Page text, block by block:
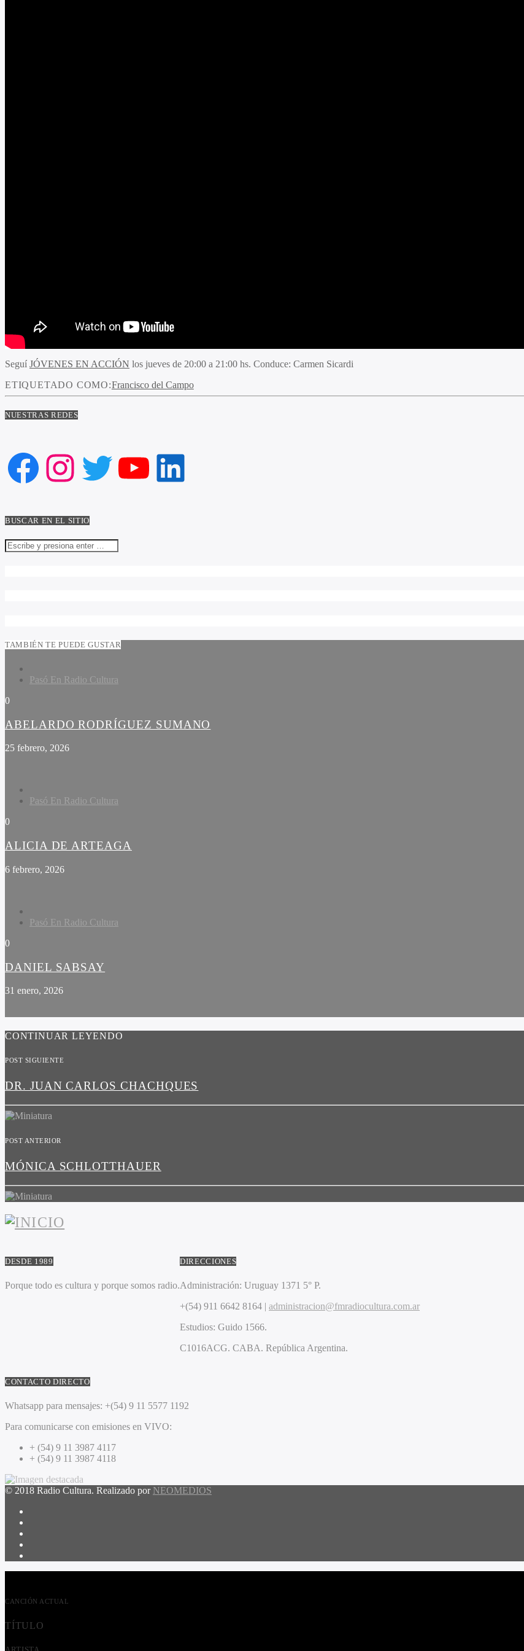
Seguí JÓVENES EN ACCIÓN los jueves de 20:00 a 21:00 hs. Conduce: Carmen Sicardi
ETIQUETADO COMO:Francisco del Campo
NUESTRAS REDES
Facebook
Instagram
Twitter
YouTube
LinkedIn
BUSCAR EN EL SITIO
TAMBIÉN TE PUEDE GUSTAR
Pasó En Radio Cultura
0
ABELARDO RODRÍGUEZ SUMANO
25 febrero, 2026
Pasó En Radio Cultura
0
ALICIA DE ARTEAGA
6 febrero, 2026
Pasó En Radio Cultura
0
DANIEL SABSAY
31 enero, 2026
CONTINUAR LEYENDO
POST SIGUIENTE
DR. JUAN CARLOS CHACHQUES
POST ANTERIOR
MÓNICA SCHLOTTHAUER
DESDE 1989
Porque todo es cultura y porque somos radio.
DIRECCIONES
Administración: Uruguay 1371 5° P.
+(54) 911 6642 8164 | administracion@fmradiocultura.com.ar
Estudios: Guido 1566.
C1016ACG. CABA. República Argentina.
CONTACTO DIRECTO
Whatsapp para mensajes: +(54) 9 11 5577 1192
Para comunicarse con emisiones en VIVO:
+ (54) 9 11 3987 4117
+ (54) 9 11 3987 4118
© 2018 Radio Cultura. Realizado por NEOMEDIOS
CANCIÓN ACTUAL
TÍTULO